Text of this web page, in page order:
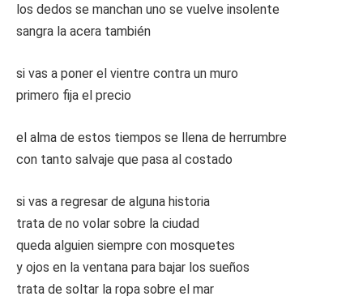
los dedos se manchan uno se vuelve insolente
sangra la acera también
si vas a poner el vientre contra un muro
primero fija el precio
el alma de estos tiempos se llena de herrumbre
con tanto salvaje que pasa al costado
si vas a regresar de alguna historia
trata de no volar sobre la ciudad
queda alguien siempre con mosquetes
y ojos en la ventana para bajar los sueños
trata de soltar la ropa sobre el mar